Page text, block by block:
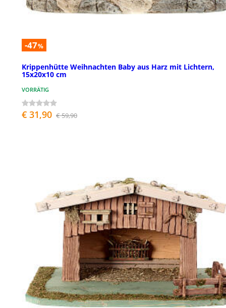
-47%
Krippenhütte Weihnachten Baby aus Harz mit Lichtern,
15x20x10 cm
VORRÄTIG
€ 31,90 € 59,90